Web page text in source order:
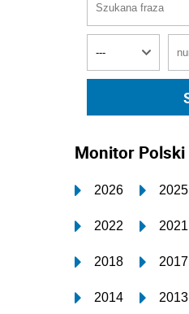
Monitor Polski
2026 2025
2022 2021
2018 2017
2014 2013